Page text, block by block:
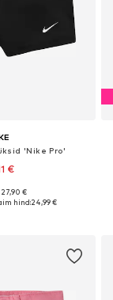
'Nike Pro'
€
suurustes
€
hind:24,99 €